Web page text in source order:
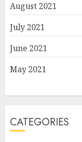
August 2021
July 2021
June 2021
May 2021
CATEGORIES